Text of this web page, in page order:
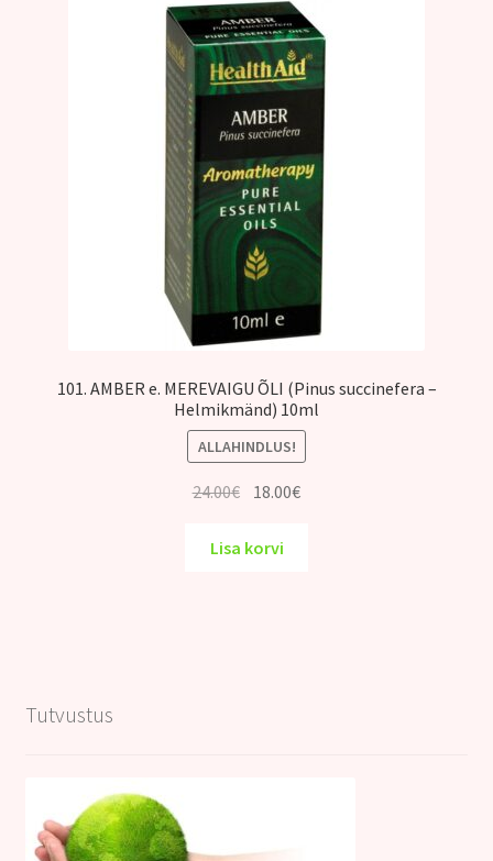
101. AMBER e. MEREVAIGU ÕLI (Pinus succinefera –
Helmikmänd) 10ml
ALLAHINDLUS!
24.00€ Algne
oli:
18.00€Praegune
Lisa korvi
Tutvustus